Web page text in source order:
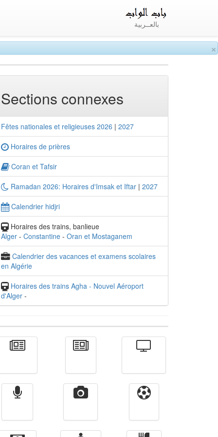
×
بالعــربية
Sections connexes
Fêtes nationales et religieuses 2026 | 2027
Horaires de prières
Coran et Tafsir
Ramadan 2026: Horaires d'Imsak et Iftar | 2027
Calendrier hidjri
Horaires des trains, banlieue
Alger - Constantine - Oran et Mostaganem
Calendrier des vacances et examens scolaires
en Algérie
Horaires des trains Agha - Nouvel Aéroport
d'Alger -